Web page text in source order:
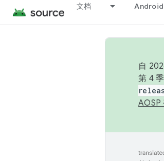
文档 Android
自
第 4
AOSP